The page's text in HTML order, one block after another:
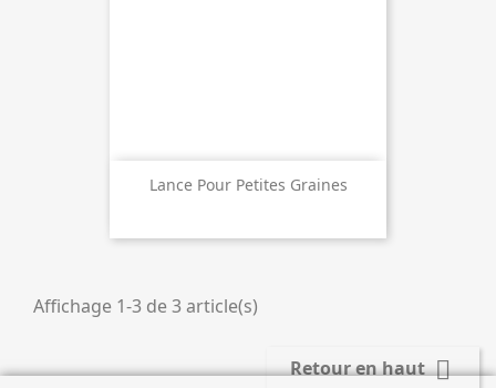
Lance Pour Petites Graines
Affichage 1-3 de 3 article(s)
Retour en haut 